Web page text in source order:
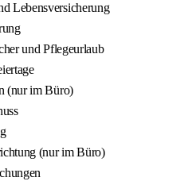
Lebensversicherung
und Pflegeurlaub
(nur im Büro)
(nur im Büro)